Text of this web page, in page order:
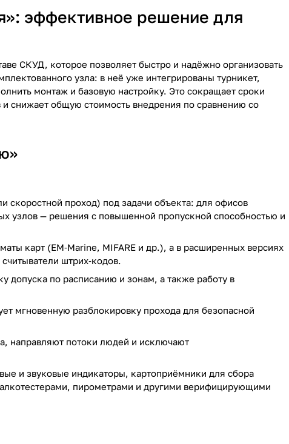
эффективное решение для
СКУД, которое позволяет быстро и надёжно организовать
узла: в неё уже интегрированы турникет,
монтаж и базовую настройку. Это сокращает сроки
снижает общую стоимость внедрения по сравнению со
скоростной проход) под задачи объекта: для офисов
узлов — решения с повышенной пропускной способностью и
карт (EM‑Marine, MIFARE и др.), а в расширенных версиях
штрих‑кодов.
допуска по расписанию и зонам, а также работу в
мгновенную разблокировку прохода для безопасной
направляют потоки людей и исключают
и звуковые индикаторы, картоприёмники для сбора
пирометрами и другими верифицирующими